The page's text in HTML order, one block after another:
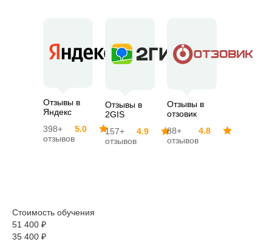
Отзывы в
Яндекс
398+
отзывов
5.0
Отзывы в
2GIS
157+
отзывов
4.9
Отзывы в
отзовик
88+
отзывов
4.8
Стоимость обучения
51 400 ₽
35 400 ₽